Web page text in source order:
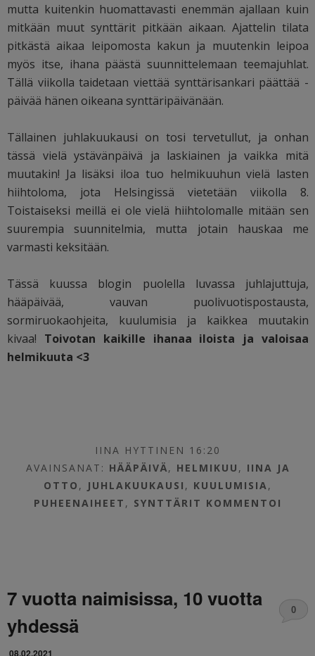
mutta kuitenkin huomattavasti enemmän ajallaan kuin
mitkään muut synttärit pitkään aikaan. Ajattelin tilata
pitkästä aikaa leipomosta kakun ja muutenkin leipoa
myös itse, ihana päästä suunnittelemaan teemajuhlat.
Tällä viikolla taidetaan viettää synttärisankari päättää -
päivää hänen oikeana synttäripäivänään.
Tällainen juhlakuukausi on tosi tervetullut, ja onhan
tässä vielä ystävänpäivä ja laskiainen ja vaikka mitä
muutakin! Ja lisäksi iloa tuo helmikuuhun vielä lasten
hiihtoloma, jota Helsingissä vietetään viikolla 8.
Toistaiseksi meillä ei ole vielä hiihtolomalle mitään sen
suurempia suunnitelmia, mutta jotain hauskaa me
varmasti keksitään.
Tässä kuussa blogin puolella luvassa juhlajuttuja,
hääpäivää, vauvan puolivuotispostausta,
sormiruokaohjeita, kuulumisia ja kaikkea muutakin
kivaa! Toivotan kaikille ihanaa iloista ja valoisaa
helmikuuta <3
IINA HYTTINEN 16:20
AVAINSANAT: HÄÄPÄIVÄ, HELMIKUU , IINA JA
OTTO , JUHLAKUUKAUSI , KUULUMISIA,
PUHEENAIHEET , SYNTTÄRIT KOMMENTOI
7 vuotta naimisissa, 10 vuotta
yhdessä
08.02.2021
0